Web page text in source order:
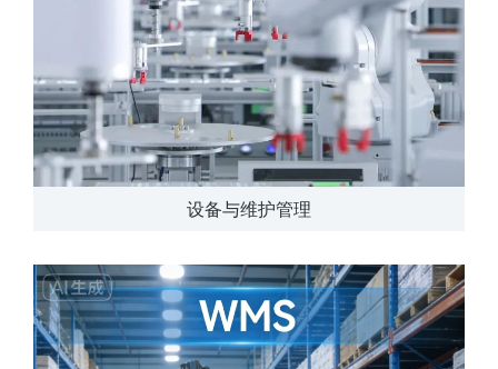
设备与维护管理